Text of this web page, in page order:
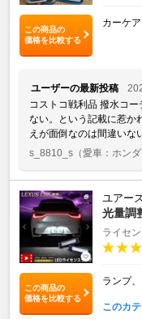
この商品の
価格を比較する
カーケア
ユーザーの最新投稿
コストコ戦利品 撥水コ
ない。という記載に惹か
えが面倒なのは間違いな
s_8810_s （愛車：ホン
この商品の
価格を比較する
ユアー
光量調
ライセ
ランプ
このカ